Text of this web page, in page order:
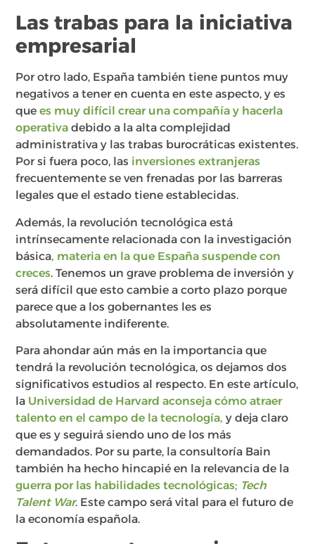
Las trabas para la iniciativa
empresarial
Por otro lado, España también tiene puntos muy
negativos a tener en cuenta en este aspecto, y es
quees muy difícil crear una compañía y hacerla
operativa debido a la alta complejidad
administrativa y las trabas burocráticas existentes.
Por si fuera poco, las inversiones extranjeras
frecuentemente se ven frenadas por las barreras
legales que el estado tiene establecidas.
Además, la revolución tecnológica está
intrínsecamente relacionada con la investigación
básica, materia en la que España suspende con
creces. Tenemos un grave problema de inversión y
será difícil que esto cambie a corto plazo porque
parece que a los gobernantes les es
absolutamente indiferente.
Para ahondar aún más en la importancia que
tendrá la revolución tecnológica, os dejamos dos
significativos estudios al respecto. En este artículo,
la Universidad de Harvard aconseja cómo atraer
talento en el campo de la tecnología, y deja claro
que es y seguirá siendo uno de los más
demandados. Por su parte, la consultoría Bain
también ha hecho hincapié en la relevancia de la
guerra por las habilidades tecnológicas; Tech
Talent War. Este campo será vital para el futuro de
la economía española.